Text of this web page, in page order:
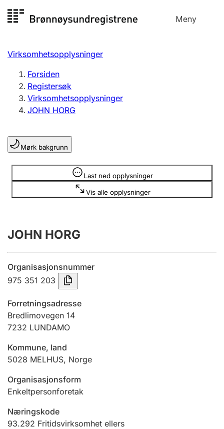
til
Meny
Registersøk
Aksjeselskap
Enkeltpersonforetak
Registrere, endre, slette
Lag og forening
Registrere, endre, slette
Årsregnskap
Innsending og forsinkelsesgebyr
Tinglysing
Jeger
Ektepaktveileder
Offentlig sektor
Virksomhetsopplysninger
Forsiden
Registersøk
Virksomhetsopplysninger
JOHN HORG
Mørk bakgrunn
Last ned opplysninger
Vis alle opplysninger
Opplysninger er skjult
JOHN HORG
Organisasjonsnummer
975 351 203
Forretningsadresse
Bredlimovegen 14
7232 LUNDAMO
Kommune, land
5028 MELHUS, Norge
Organisasjonsform
Enkeltpersonforetak
Næringskode
93.292 Fritidsvirksomhet ellers